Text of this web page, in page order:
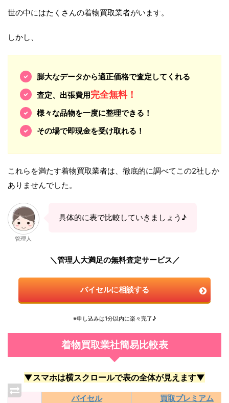
世の中にはたくさんの着物買取業者がいます。
しかし、
膨大なデータから適正価格で査定してくれる
査定、出張費用完全無料！
様々な品物を一度に整理できる！
その場で即現金を受け取れる！
これらを満たす着物買取業者は、徹底的に調べてこの2社しか
ありませんでした。
管理人
具体的に表で比較していきましょう♪
＼管理人大満足の無料査定サービス／
バイセルに相談する
※申し込みは1分以内に楽々完了♪
着物買取業社簡易比較表
▼スマホは横スクロールで表の全体が見えます▼
バイセル 買取プレミアム